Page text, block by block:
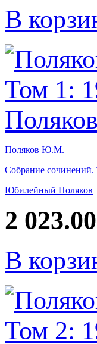
В
Поляков Ю.М.
Собрание
Юбилейный Поляков
2 023.00
В